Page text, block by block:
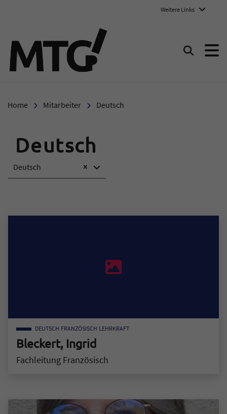
Weitere Links
Suchen
Home Mitarbeiter Deutsch
Deutsch
×
Deutsch
DEUTSCH FRANZÖSISCH LEHRKRAFT
Bleckert, Ingrid
Fachleitung Französisch